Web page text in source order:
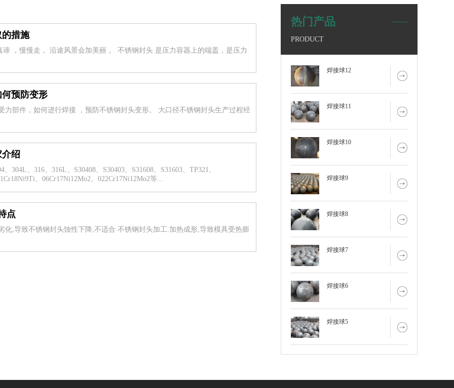
措施
，慢慢走， 沿途风景会加美丽 。 不锈钢封头 是压力容器上的端盖，是压力
预防变形
力部件，如何进行焊接 ，预防不锈钢封头变形。 大口径不锈钢封头生产过程经
介绍
304L、316、316L、S30408、S30403、S31608、S31603、TP321、
、06Cr17Ni12Mo2、022Cr17Ni12Mo2等...
点
化,导致不锈钢封头蚀性下降,不适合 不锈钢封头加工.加热成形,导致模具受热膨
热门产品
PRODUCT
焊接球12
焊接球11
焊接球10
焊接球9
焊接球8
焊接球7
焊接球6
焊接球5